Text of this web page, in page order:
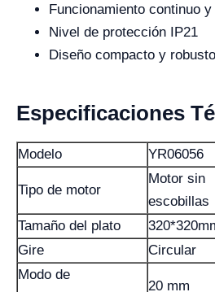
Funcionamiento continuo
Nivel de protección IP21
Diseño compacto y robusto
Especificaciones
Modelo YR06056
Tipo de motor
Motor sin
escobillas
Tamaño del plato
Gire
Circular
Modo de
20 mm